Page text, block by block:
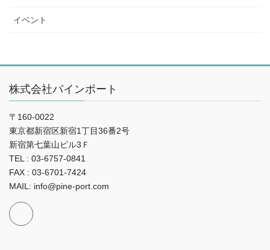
イベント
株式会社パインポート
〒160-0022
東京都新宿区新宿1丁目36番2号
新宿第七葉山ビル3Ｆ
TEL : 03-6757-0841
FAX : 03-6701-7424
MAIL: info@pine-port.com